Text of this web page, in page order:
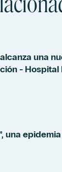
una
- Hospital
una